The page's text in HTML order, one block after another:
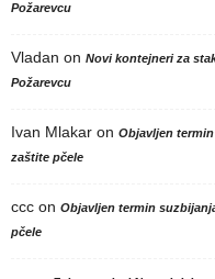
Požarevcu
Vladan on Novi kontejneri za
Požarevcu
Ivan Mlakar on Objavljen
zaštite pčele
ccc on Objavljen termin
pčele